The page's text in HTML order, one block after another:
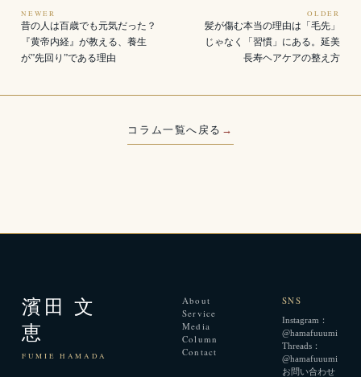
NEWER
昔の人は百歳でも元気だった？
『黄帝内経』が教える、養生
が”先回り”である理由
OLDER
髪が傷む本当の理由は「毛先」
じゃなく「習慣」にある。延美
長寿ヘアケアの整え方
コラム一覧へ戻る →
濱田 文
恵
FUMIE HAMADA
About
Service
Media
Column
Contact
SNS
Instagram：
@hamafuuumi
Threads：
@hamafuuumi
お問い合わせ